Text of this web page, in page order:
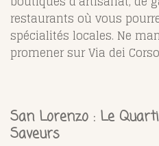
restaurants où vous
spécialités locales. Ne
promener sur Via dei
San Lorenzo : Le
Saveurs